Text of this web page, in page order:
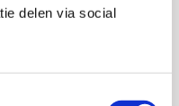
delen via social